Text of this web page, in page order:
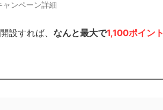
ャンペーン詳細
設すれば、 なんと最大で1,100ポイント